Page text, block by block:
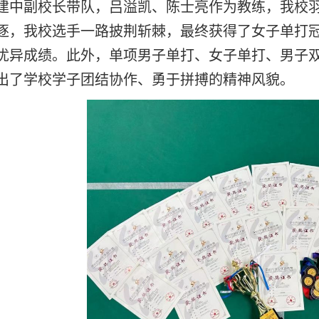
中副校长带队，吕溢凯、陈士亮作为教练，我校
，我校选手一路披荆斩棘，最终获得了女子单打
异成绩。此外，单项男子单打、女子单打、男子
了学校学子团结协作、勇于拼搏的精神风貌。